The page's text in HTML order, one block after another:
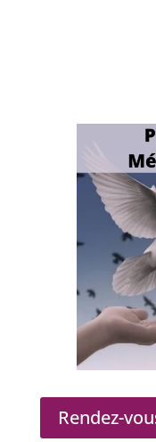
Rendez-